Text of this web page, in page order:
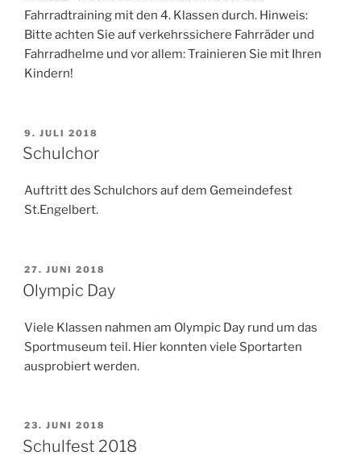
Fahrradtraining mit den 4. Klassen durch. Hinweis:
Bitte achten Sie auf verkehrssichere Fahrräder und
Fahrradhelme und vor allem: Trainieren Sie mit Ihren
Kindern!
VERÖFFENTLICHT
AM
9. JULI 2018
Schulchor
Auftritt des Schulchors auf dem Gemeindefest
St.Engelbert.
VERÖFFENTLICHT
AM
27. JUNI 2018
Olympic Day
Viele Klassen nahmen am Olympic Day rund um das
Sportmuseum teil. Hier konnten viele Sportarten
ausprobiert werden.
VERÖFFENTLICHT
AM
23. JUNI 2018
Schulfest 2018